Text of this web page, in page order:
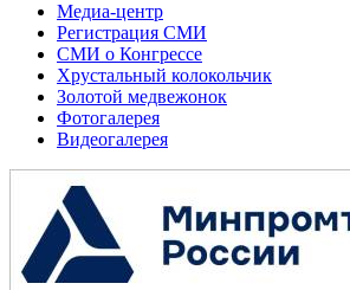
Медиа-центр
Регистрация СМИ
СМИ о Конгрессе
Хрустальный колокольчик
Золотой медвежонок
Фотогалерея
Видеогалерея